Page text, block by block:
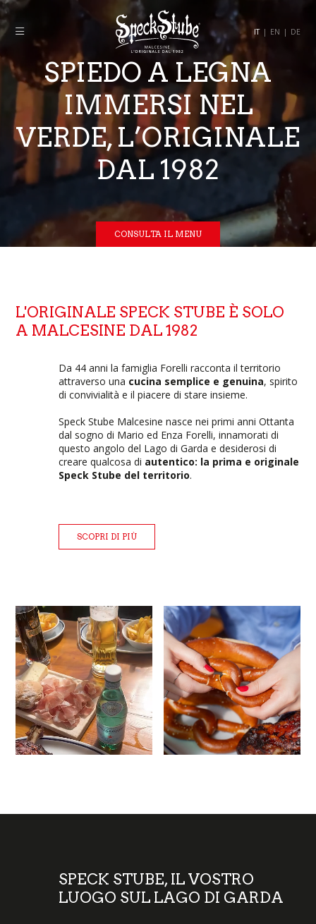
IT | EN | DE
SPIEDO A LEGNA
IMMERSI NEL
VERDE, L’ORIGINALE
DAL 1982
CONSULTA IL MENU
L'ORIGINALE SPECK STUBE È SOLO
A MALCESINE DAL 1982
Da 44 anni la famiglia Forelli racconta il territorio
attraverso una cucina semplice e genuina, spirito
di convivialità e il piacere di stare insieme.
Speck Stube Malcesine nasce nei primi anni Ottanta
dal sogno di Mario ed Enza Forelli, innamorati di
questo angolo del Lago di Garda e desiderosi di
creare qualcosa di autentico: la prima e originale
Speck Stube del territorio.
SCOPRI DI PIÙ
SPECK STUBE, IL VOSTRO
LUOGO SUL LAGO DI GARDA